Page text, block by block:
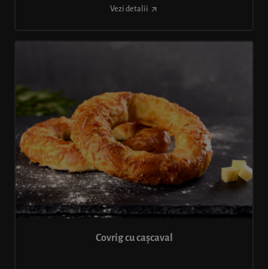
Vezi detalii
Covrig cu cașcaval